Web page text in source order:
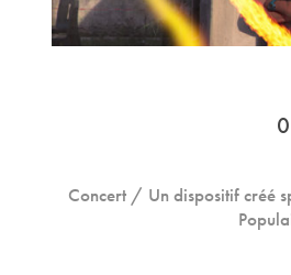
Concert / Un dispositif créé